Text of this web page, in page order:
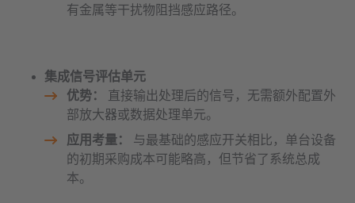
有金属等干扰物阻挡感应路径。
集成信号评估单元
优势：
直接输出处理后的信号，无需额外配置外
部放大器或数据处理单元。
应用考量：
与最基础的感应开关相比，单台设备
的初期采购成本可能略高，但节省了系统总成
本。